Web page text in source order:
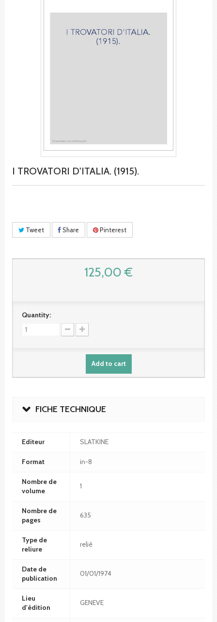
I TROVATORI D'ITALIA. (1915).
Tweet Share Pinterest
125,00 €
Quantity:
Add to cart
FICHE TECHNIQUE
Editeur SLATKINE
Format in-8
Nombre de
volume
1
Nombre de
pages
635
Type de
reliure
relié
Date de
publication
01/01/1974
Lieu
d'édition
GENEVE